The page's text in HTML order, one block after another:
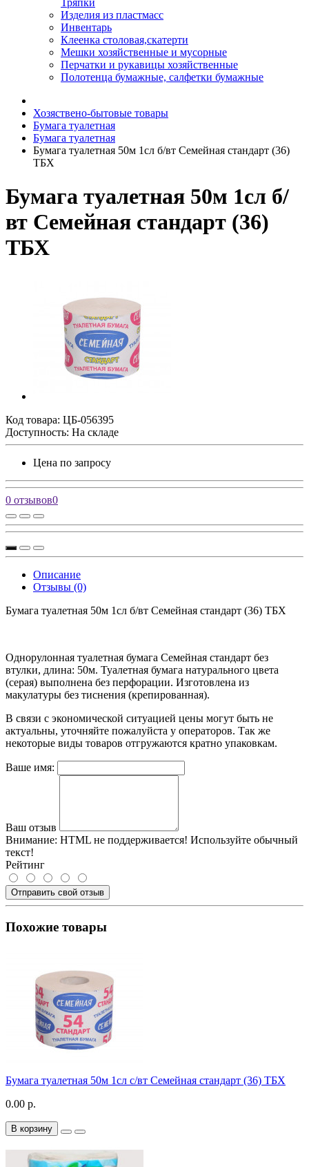
Тряпки
Изделия из пластмасс
Инвентарь
Клеенка столовая,скатерти
Мешки хозяйственные и мусорные
Перчатки и рукавицы хозяйственные
Полотенца бумажные, салфетки бумажные
Хозяствено-бытовые товары
Бумага туалетная
Бумага туалетная
Бумага туалетная 50м 1сл б/вт Семейная стандарт (36)
ТБХ
Бумага туалетная 50м 1сл б/
вт Семейная стандарт (36)
ТБХ
Код товара: ЦБ-056395
Доступность: На складе
Цена по запросу
0 отзывов0
Описание
Отзывы (0)
Бумага туалетная 50м 1сл б/вт Семейная стандарт (36) ТБХ
Однорулонная туалетная бумага Семейная стандарт без
втулки, длина: 50м. Туалетная бумага натурального цвета
(серая) выполнена без перфорации. Изготовлена из
макулатуры без тиснения (крепированная).
В связи с экономической ситуацией цены могут быть не
актуальны, уточняйте пожалуйста у операторов. Так же
некоторые виды товаров отгружаются кратно упаковкам.
Ваше имя:
Ваш отзыв
Внимание: HTML не поддерживается! Используйте обычный
текст!
Рейтинг
Отправить свой отзыв
Похожие товары
Бумага туалетная 50м 1сл с/вт Семейная стандарт (36) ТБХ
0.00 р.
В корзину